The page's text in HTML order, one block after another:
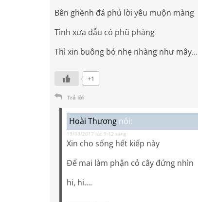
Bên ghềnh đá phủ lời yêu muộn màng
Tình xưa dẫu có phũ phàng
Thì xin buông bỏ nhẹ nhàng như mây…
+1
Trả lời
Hoài Thương nói:
19/08/2017 lúc 9:12 sáng
Xin cho sống hết kiếp này
Để mai làm phận cỏ cây đứng nhìn
hi, hi….